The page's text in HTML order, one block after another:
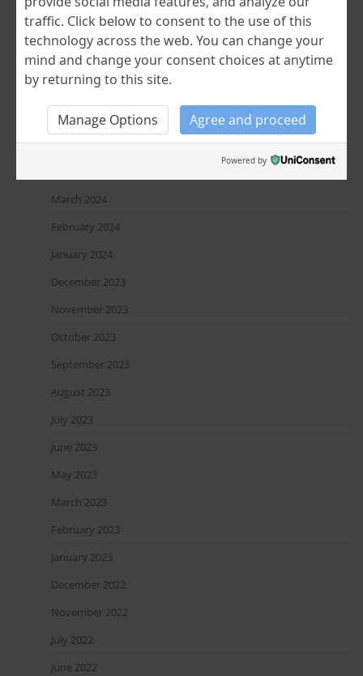
February 2025
January 2025
December 2024
November 2024
July 2024
June 2024
March 2024
February 2024
January 2024
December 2023
November 2023
October 2023
September 2023
August 2023
July 2023
June 2023
May 2023
March 2023
February 2023
January 2023
December 2022
November 2022
July 2022
June 2022
traffic. Click below to consent to the use of this
technology across the web. You can change your
mind and change your consent choices at anytime
by returning to this site.
Manage Options Agree and proceed
Powered by